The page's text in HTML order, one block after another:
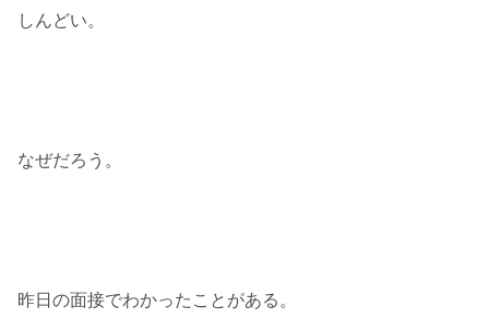
しんどい。
なぜだろう。
昨日の面接でわかったことがある。